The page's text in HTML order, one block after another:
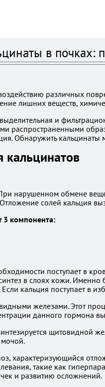
в
различных
лишних веществ,
и
распространенными
Обнаружить кальцинаты
нарушенном обмене
солей кальция
3 компонента:
поступает в
в слоях кожи.
кальция поступает в
железами. Этот
данного гормона
щитовидной
характеризующийся
такие как
и развитию осложнений.